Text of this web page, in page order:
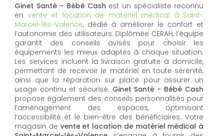
Ginet Santé - Bébé Cash est un spécialiste reconnu
en vente et location de matériel médical à Saint-
Marcel-lès-Valence, dédié à améliorer le confort et
l’autonomie des utilisateurs. Diplômée CERAH, l’équipe
garantit des conseils avisés pour choisir les
équipements les mieux adaptés à chaque situation.
Les services incluent la livraison gratuite à domicile,
permettant de recevoir le matériel en toute sérénité,
ainsi que la réparation sur place pour assurer un
usage continu et sécurisé. Ginet Santé - Bébé Cash
propose également des conseils personnalisés pour
l’aménagement des espaces, optimisant
l’accessibilité et le bien-être des bénéficiaires. Votre
magasin de vente et location de matériel médical à